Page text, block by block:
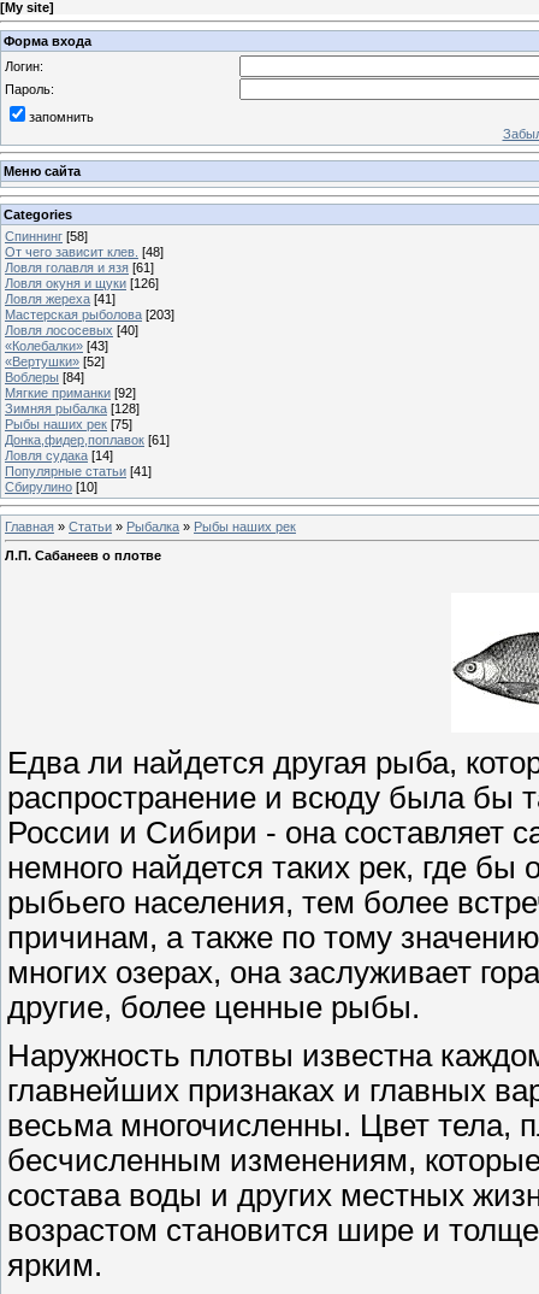
[My site]
Форма входа
Логин:
Пароль:
запомнить
Меню сайта
Categories
Спиннинг [58]
От чего зависит клев. [48]
Ловля голавля и язя [61]
Ловля окуня и щуки [126]
Ловля жереха [41]
Мастерская рыболова [203]
Ловля лососевых [40]
«Колебалки» [43]
«Вертушки» [52]
Воблеры [84]
Мягкие приманки [92]
Зимняя рыбалка [128]
Рыбы наших рек [75]
Донка,фидер,поплавок [61]
Ловля судака [14]
Популярные статьи [41]
Сбирулино [10]
Главная » Статьи » Рыбалка » Рыбы наших рек
Л.П. Сабанеев о плотве
Едва ли найдется другая рыба,
распространение и всюду была бы
России и Сибири - она составляет
немного найдется таких рек, где бы
рыбьего населения, тем более
причинам, а также по тому
многих озерах, она заслуживает
другие, более ценные рыбы.
Наружность плотвы известна
главнейших признаках и главных
весьма многочисленны. Цвет тела,
бесчисленным изменениям,
состава воды и других местных
возрастом становится шире и
ярким.